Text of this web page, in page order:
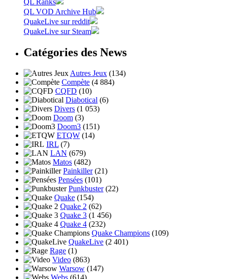
QL Ranks
QL VOD Archive Hub
QuakeLive sur reddit
QuakeLive sur Steam
Catégories des News
Autres Jeux (134)
Compète (4 884)
CQFD (10)
Diabotical (6)
Divers (1 053)
Doom (3)
Doom3 (151)
ETQW (14)
IRL (7)
LAN (679)
Matos (482)
Painkiller(21)
Pensées (101)
Punkbuster(22)
Quake (154)
Quake 2 (62)
Quake 3 (1 456)
Quake 4 (232)
Quake Champions (109)
QuakeLive (2 401)
Rage (1)
Video (863)
Warsow (147)